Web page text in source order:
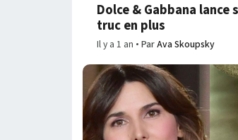
Dolce & Gabbana
truc en plus
Il y a 1 an ParAva Skoupsky